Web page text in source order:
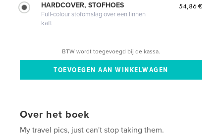
HARDCOVER, STOFHOES
Full-colour stofomslag over een linnen
kaft
54,86 €
BTW wordt toegevoegd bij de kassa.
Over het boek
My travel pics, just can't stop taking them.